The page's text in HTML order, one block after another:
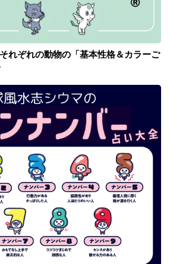
れぞれの動物の「基本性格＆カラーご